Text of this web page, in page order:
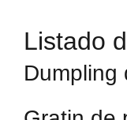
Listado
Dumpling